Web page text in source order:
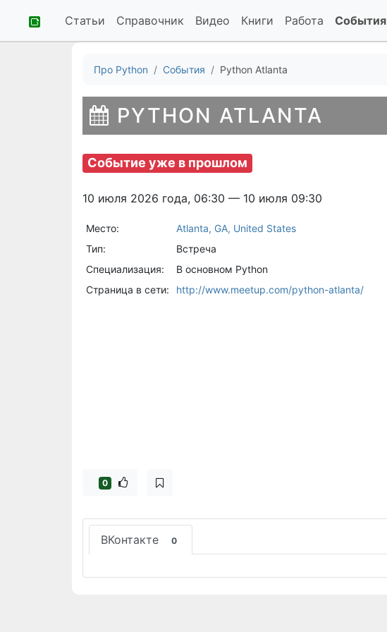
Статьи Справочник Видео Книги Работа События
Про Python События Python Atlanta
PYTHON ATLANTA
Событие уже в прошлом
10 июля 2026 года, 06:30 — 10 июля 09:30
Место:
Atlanta, GA, United States
Тип:
Встреча
Специализация:
В основном Python
Страница в сети:
http://www.meetup.com/python-atlanta/
0
ВКонтакте 0